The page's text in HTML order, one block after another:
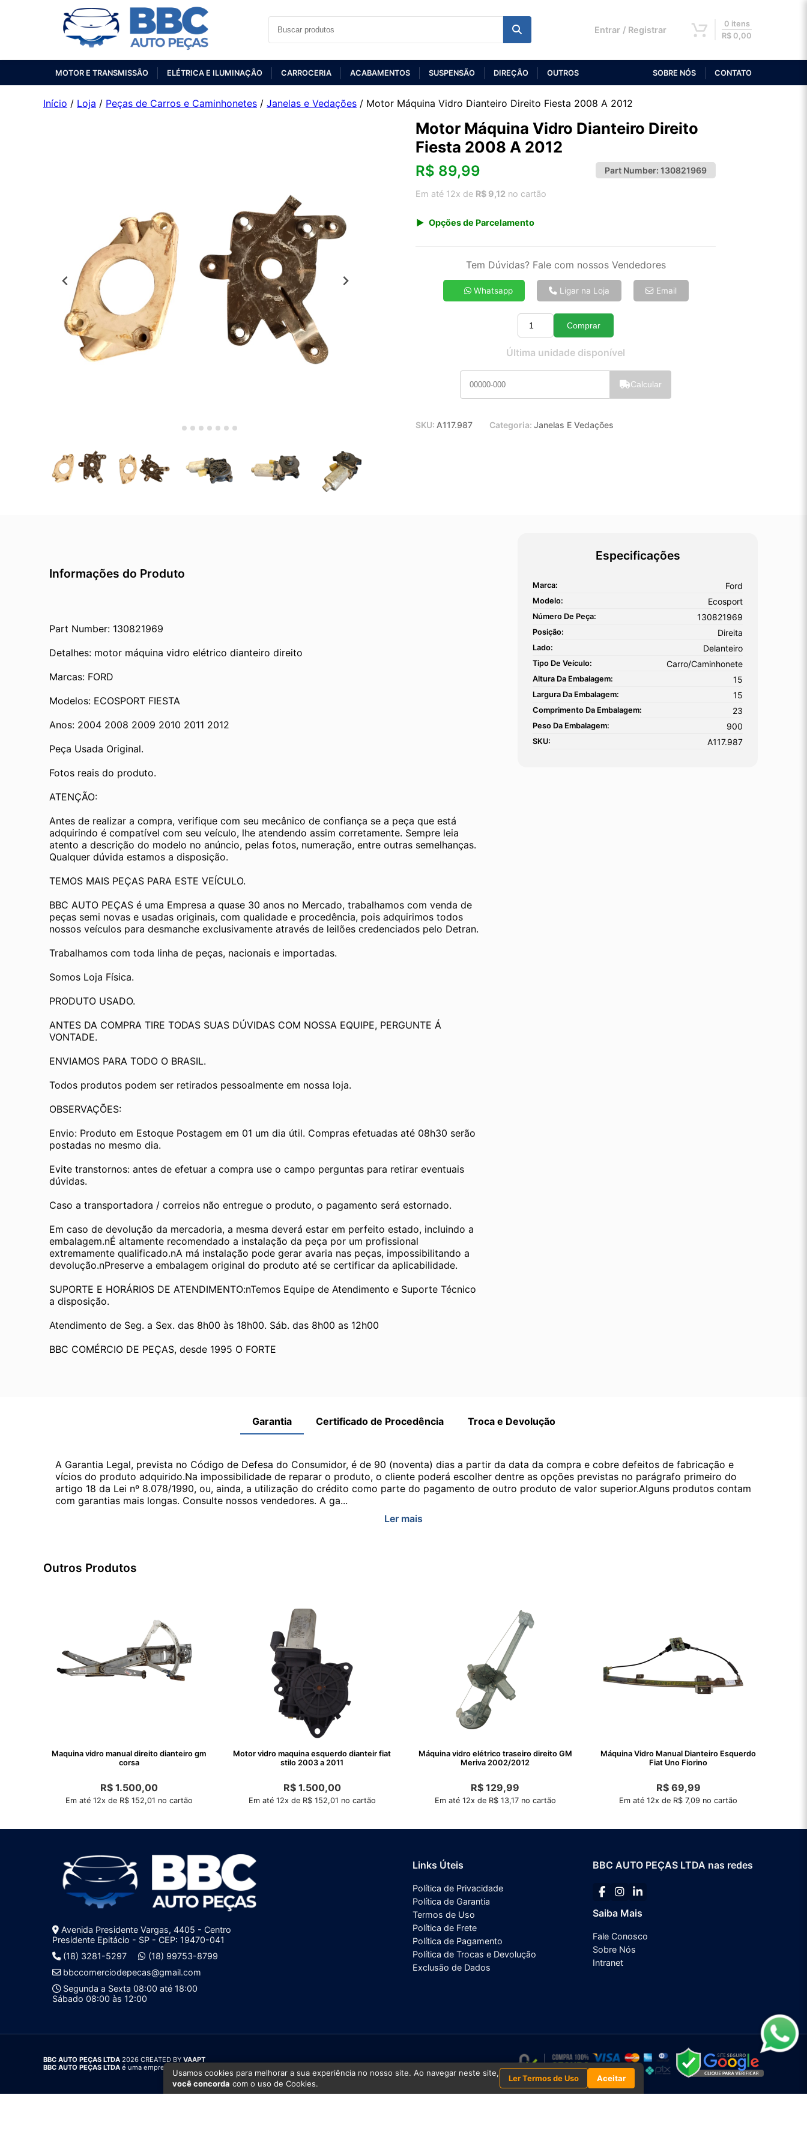
Entrar / Registrar
0 itens
R$ 0,00
MOTOR E TRANSMISSÃO ELÉTRICA E ILUMINAÇÃO CARROCERIA ACABAMENTOS SUSPENSÃO DIREÇÃO OUTROS SOBRE NÓS CONTATO
Início / Loja / Peças de Carros e Caminhonetes / Janelas e Vedações / Motor Máquina Vidro Dianteiro Direito Fiesta 2008 A 2012
Motor Máquina Vidro Dianteiro Direito
Fiesta 2008 A 2012
R$ 89,99 Part Number: 130821969
Em até 12x de R$ 9,12 no cartão
Opções de Parcelamento
7x de R$ 14,75
8x de R$ 13,07
9x de R$ 11,77
10x de R$ 10,68
12x de R$ 9,12
Tem Dúvidas? Fale com nossos Vendedores
Whatsapp Ligar na Loja Email
Quantidade
Comprar
Última unidade disponível
Calcular
SKU: A117.987 Categoria: Janelas E Vedações
Informações do Produto
Part Number: 130821969
Detalhes: motor máquina vidro elétrico dianteiro direito
Marcas: FORD
Modelos: ECOSPORT FIESTA
Anos: 2004 2008 2009 2010 2011 2012
Peça Usada Original.
Fotos reais do produto.
ATENÇÃO:
Antes de realizar a compra, verifique com seu mecânico de confiança se a peça que está
adquirindo é compatível com seu veículo, lhe atendendo assim corretamente. Sempre leia
atento a descrição do modelo no anúncio, pelas fotos, numeração, entre outras semelhanças.
Qualquer dúvida estamos a disposição.
TEMOS MAIS PEÇAS PARA ESTE VEÍCULO.
BBC AUTO PEÇAS é uma Empresa a quase 30 anos no Mercado, trabalhamos com venda de
peças semi novas e usadas originais, com qualidade e procedência, pois adquirimos todos
nossos veículos para desmanche exclusivamente através de leilões credenciados pelo Detran.
Trabalhamos com toda linha de peças, nacionais e importadas.
Somos Loja Física.
PRODUTO USADO.
ANTES DA COMPRA TIRE TODAS SUAS DÚVIDAS COM NOSSA EQUIPE, PERGUNTE Á
VONTADE.
ENVIAMOS PARA TODO O BRASIL.
Todos produtos podem ser retirados pessoalmente em nossa loja.
OBSERVAÇÕES:
Envio: Produto em Estoque Postagem em 01 um dia útil. Compras efetuadas até 08h30 serão
postadas no mesmo dia.
Evite transtornos: antes de efetuar a compra use o campo perguntas para retirar eventuais
dúvidas.
Caso a transportadora / correios não entregue o produto, o pagamento será estornado.
Em caso de devolução da mercadoria, a mesma deverá estar em perfeito estado, incluindo a
embalagem.nÉ altamente recomendado a instalação da peça por um profissional
extremamente qualificado.nA má instalação pode gerar avaria nas peças, impossibilitando a
devolução.nPreserve a embalagem original do produto até se certificar da aplicabilidade.
SUPORTE E HORÁRIOS DE ATENDIMENTO:nTemos Equipe de Atendimento e Suporte Técnico
a disposição.
Atendimento de Seg. a Sex. das 8h00 às 18h00. Sáb. das 8h00 as 12h00
BBC COMÉRCIO DE PEÇAS, desde 1995 O FORTE
Especificações
Marca: Ford
Modelo: Ecosport
Número De Peça: 130821969
Posição: Direita
Lado: Delanteiro
Tipo De Veículo: Carro/Caminhonete
Altura Da Embalagem: 15
Largura Da Embalagem: 15
Comprimento Da Embalagem: 23
Peso Da Embalagem: 900
SKU: A117.987
Garantia Certificado de Procedência Troca e Devolução
A Garantia Legal, prevista no Código de Defesa do Consumidor, é de 90 (noventa) dias a partir da data da compra e cobre defeitos de fabricação e
vícios do produto adquirido.Na impossibilidade de reparar o produto, o cliente poderá escolher dentre as opções previstas no parágrafo primeiro do
artigo 18 da Lei nº 8.078/1990, ou, ainda, a utilização do crédito como parte do pagamento de outro produto de valor superior.Alguns produtos contam
com garantias mais longas. Consulte nossos vendedores. A ga...
Ler mais
Outros Produtos
Maquina vidro manual direito dianteiro gm
corsa
R$1.500,00
Em até 12x de R$ 152,01 no cartão
Motor vidro maquina esquerdo dianteir fiat
stilo 2003 a 2011
R$1.500,00
Em até 12x de R$ 152,01 no cartão
Máquina vidro elétrico traseiro direito GM
Meriva 2002/2012
R$ 129,99
Em até 12x de R$ 13,17 no cartão
Máquina Vidro Manual Dianteiro Esquerdo
Fiat Uno Fiorino
R$69,99
Em até 12x de R$ 7,09 no cartão
Avenida Presidente Vargas, 4405 - Centro
Presidente Epitácio - SP - CEP: 19470-041
(18) 3281-5297
(18) 99753-8799
bbccomerciodepecas@gmail.com
Segunda a Sexta 08:00 até 18:00
Sábado 08:00 às 12:00
Links Úteis
Política de Privacidade
Política de Garantia
Termos de Uso
Política de Frete
Política de Pagamento
Política de Trocas e Devolução
Exclusão de Dados
BBC AUTO PEÇAS LTDA nas redes
Saiba Mais
Fale Conosco
Sobre Nós
Intranet
BBC AUTO PEÇAS LTDA 2026 CREATED BY VAAPT
BBC AUTO PEÇAS LTDA é uma empresa inscrita no CNPJ
Usamos cookies para melhorar a sua experiência no nosso site. Ao navegar neste site,
você concorda com o uso de Cookies.
Ler Termos de Uso Aceitar